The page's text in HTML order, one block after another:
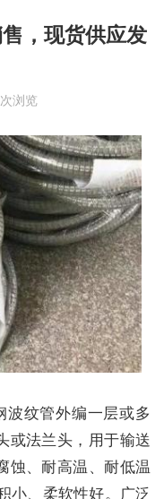
，现货供应发
浏览
纹管外编一层或多
或法兰头，用于输送
蚀、耐高温、耐低温
小、柔软性好。广泛